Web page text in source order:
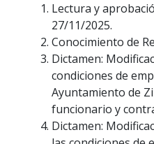
Lectura y
27/11/2025.
Conocimiento de
Dictamen:
condiciones de
Ayuntamiento de
funcionario y
Dictamen: